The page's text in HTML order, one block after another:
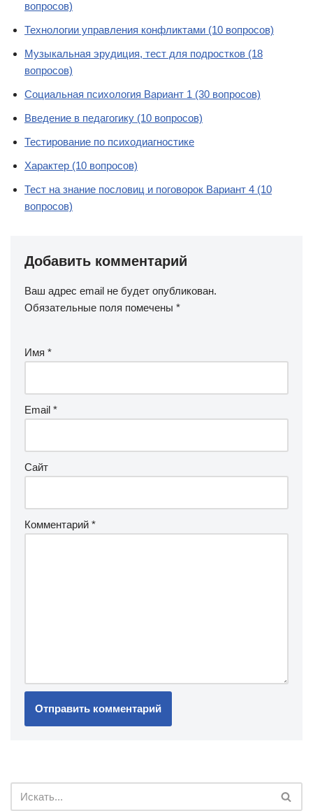
вопросов)
Технологии управления конфликтами (10 вопросов)
Музыкальная эрудиция, тест для подростков (18
вопросов)
Социальная психология Вариант 1 (30 вопросов)
Введение в педагогику (10 вопросов)
Тестирование по психодиагностике
Характер (10 вопросов)
Тест на знание пословиц и поговорок Вариант 4 (10
вопросов)
Добавить комментарий
Ваш адрес email не будет опубликован.
Обязательные поля помечены *
Имя *
Email *
Сайт
Комментарий *